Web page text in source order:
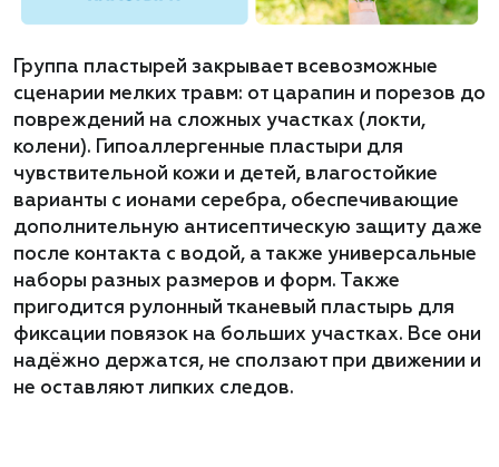
Группа пластырей закрывает всевозможные
сценарии мелких травм: от царапин и порезов до
повреждений на сложных участках (локти,
колени). Гипоаллергенные пластыри для
чувствительной кожи и детей, влагостойкие
варианты с ионами серебра, обеспечивающие
дополнительную антисептическую защиту даже
после контакта с водой, а также универсальные
наборы разных размеров и форм. Также
пригодится рулонный тканевый пластырь для
фиксации повязок на больших участках. Все они
надёжно держатся, не сползают при движении и
не оставляют липких следов.